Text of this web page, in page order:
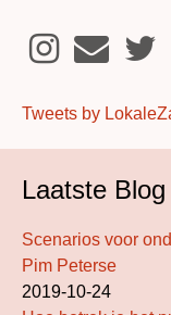
Tweets by
Laatste Blog
Scenarios voor
Pim Peterse
2019-10-24